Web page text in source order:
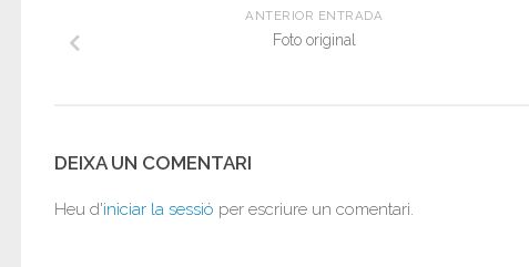
ANTERIOR ENTRADA
Foto original
DEIXA UN COMENTARI
Heu d'iniciar la sessió per escriure un comentari.